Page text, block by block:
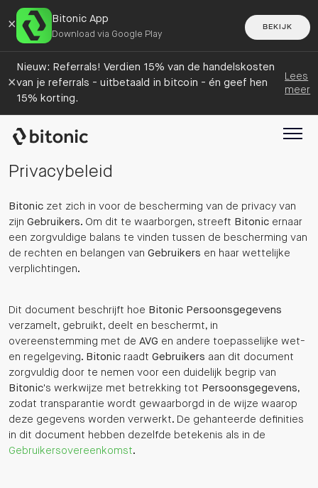
× Bitonic App
Download via Google Play
BEKIJK
×
Nieuw: Referrals! Verdien 15% van de handelskosten
van je referrals - uitbetaald in bitcoin - én geef hen
15% korting.
Lees
meer
Privacybeleid
Bitonic zet zich in voor de bescherming van de privacy van
zijn Gebruikers. Om dit te waarborgen, streeft Bitonic ernaar
een zorgvuldige balans te vinden tussen de bescherming van
de rechten en belangen van Gebruikers en haar wettelijke
verplichtingen.
Dit document beschrijft hoe Bitonic Persoonsgegevens
verzamelt, gebruikt, deelt en beschermt, in
overeenstemming met de AVG en andere toepasselijke wet-
en regelgeving. Bitonic raadt Gebruikers aan dit document
zorgvuldig door te nemen voor een duidelijk begrip van
Bitonic's werkwijze met betrekking tot Persoonsgegevens,
zodat transparantie wordt gewaarborgd in de wijze waarop
deze gegevens worden verwerkt. De gehanteerde definities
in dit document hebben dezelfde betekenis als in de
Gebruikersovereenkomst.